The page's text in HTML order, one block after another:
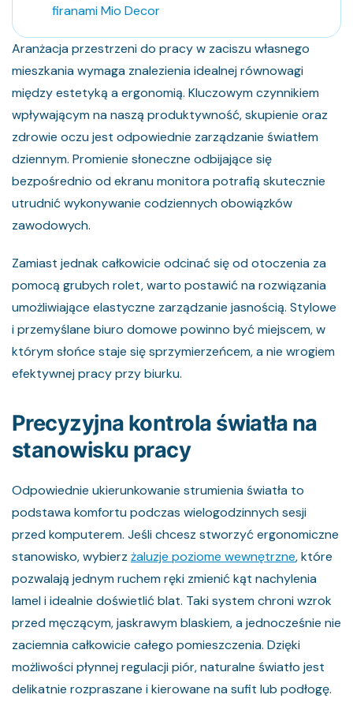
firanami Mio Decor
Aranżacja przestrzeni do pracy w zaciszu własnego
mieszkania wymaga znalezienia idealnej równowagi
między estetyką a ergonomią. Kluczowym czynnikiem
wpływającym na naszą produktywność, skupienie oraz
zdrowie oczu jest odpowiednie zarządzanie światłem
dziennym. Promienie słoneczne odbijające się
bezpośrednio od ekranu monitora potrafią skutecznie
utrudnić wykonywanie codziennych obowiązków
zawodowych.
Zamiast jednak całkowicie odcinać się od otoczenia za
pomocą grubych rolet, warto postawić na rozwiązania
umożliwiające elastyczne zarządzanie jasnością. Stylowe
i przemyślane biuro domowe powinno być miejscem, w
którym słońce staje się sprzymierzeńcem, a nie wrogiem
efektywnej pracy przy biurku.
Precyzyjna kontrola światła na
stanowisku pracy
Odpowiednie ukierunkowanie strumienia światła to
podstawa komfortu podczas wielogodzinnych sesji
przed komputerem. Jeśli chcesz stworzyć ergonomiczne
stanowisko, wybierz żaluzje poziome wewnętrzne, które
pozwalają jednym ruchem ręki zmienić kąt nachylenia
lamel i idealnie doświetlić blat. Taki system chroni wzrok
przed męczącym, jaskrawym blaskiem, a jednocześnie nie
zaciemnia całkowicie całego pomieszczenia. Dzięki
możliwości płynnej regulacji piór, naturalne światło jest
delikatnie rozpraszane i kierowane na sufit lub podłogę.